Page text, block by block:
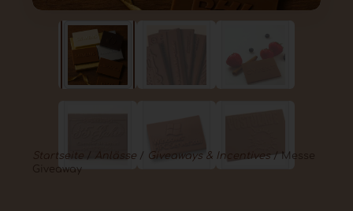
Startseite/ Anlässe/ Giveaways & Incentives/ Messe
Giveaway